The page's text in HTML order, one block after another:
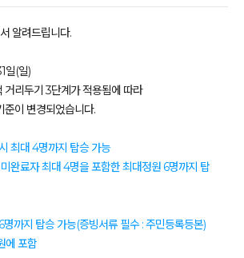
알려드립니다.
일(일)
거리두기 3단계가 적용됨에 따라
준이 변경되었습니다.
최대 4명까지 탑승 가능
완료자 최대 4명을 포함한 최대정원 6명까지 탑
까지 탑승 가능(증빙서류 필수 : 주민등록등본)
에 포함